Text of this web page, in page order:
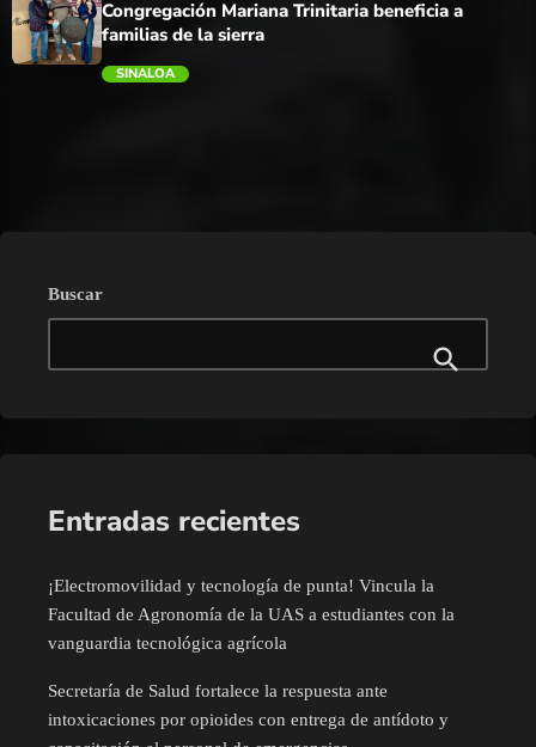
Congregación Mariana Trinitaria beneficia a
familias de la sierra
SINALOA
Buscar
Entradas recientes
¡Electromovilidad y tecnología de punta! Vincula la
Facultad de Agronomía de la UAS a estudiantes con la
vanguardia tecnológica agrícola
Secretaría de Salud fortalece la respuesta ante
intoxicaciones por opioides con entrega de antídoto y